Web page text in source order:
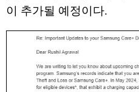
이 추가될 예정이다.